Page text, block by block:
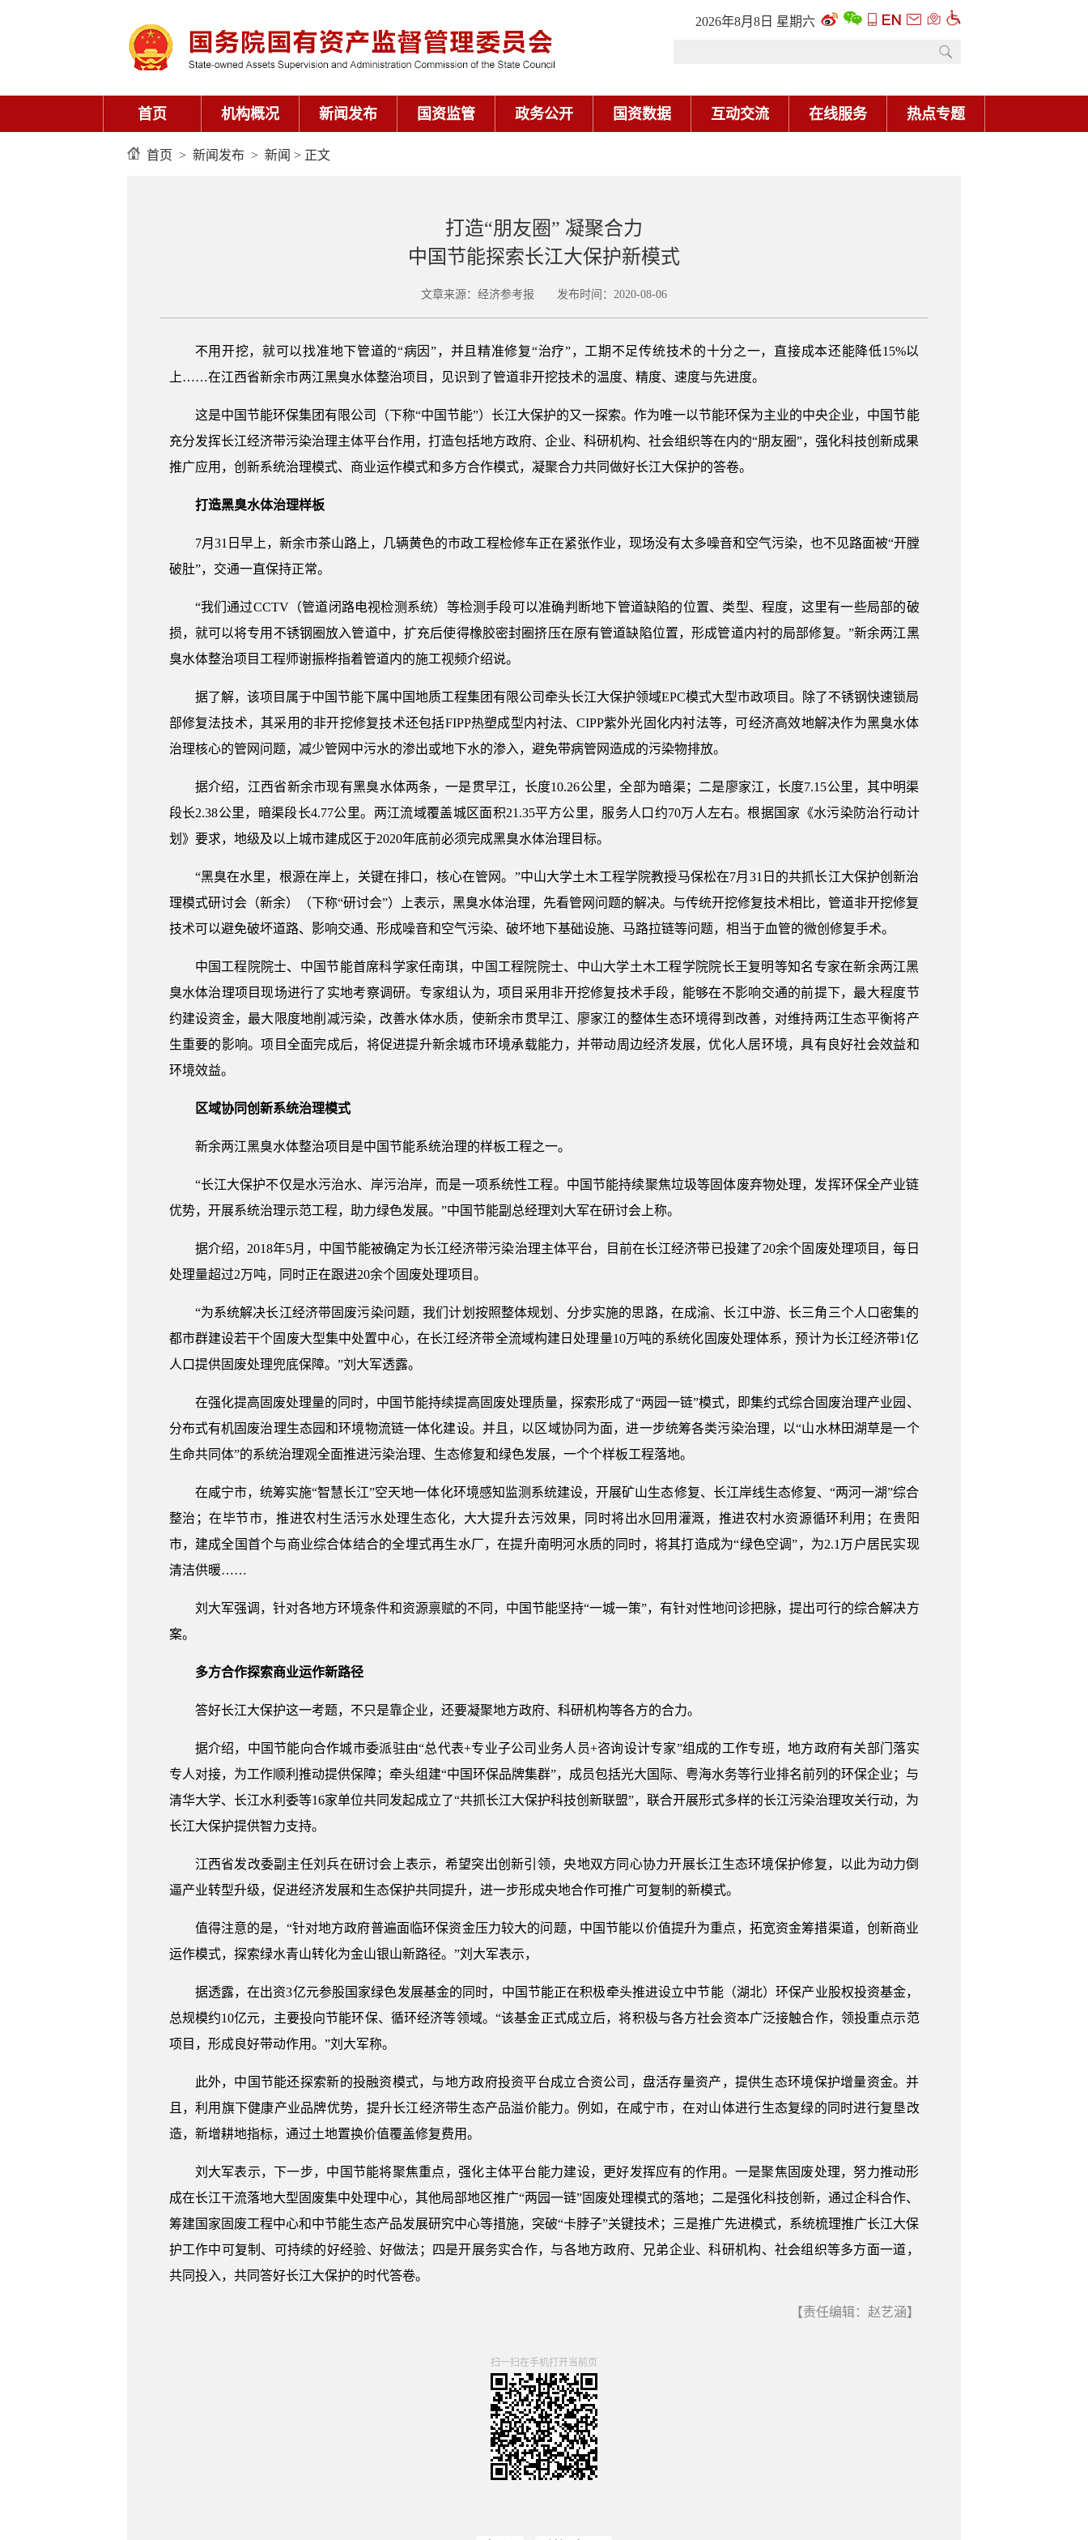
2026年8月8日 星期六
首页 机构概况 新闻发布 国资监管 政务公开 国资数据 互动交流 在线服务 热点专题
首页 > 新闻发布 > 新闻 > 正文
打造“朋友圈” 凝聚合力
中国节能探索长江大保护新模式
文章来源：经济参考报 发布时间：2020-08-06
不用开挖，就可以找准地下管道的“病因”，并且精准修复“治疗”，工期不足传统技术的十分之一，直接成本还能降低15%以
上……在江西省新余市两江黑臭水体整治项目，见识到了管道非开挖技术的温度、精度、速度与先进度。
这是中国节能环保集团有限公司（下称“中国节能”）长江大保护的又一探索。作为唯一以节能环保为主业的中央企业，中国节能
充分发挥长江经济带污染治理主体平台作用，打造包括地方政府、企业、科研机构、社会组织等在内的“朋友圈”，强化科技创新成果
推广应用，创新系统治理模式、商业运作模式和多方合作模式，凝聚合力共同做好长江大保护的答卷。
打造黑臭水体治理样板
7月31日早上，新余市茶山路上，几辆黄色的市政工程检修车正在紧张作业，现场没有太多噪音和空气污染，也不见路面被“开膛
破肚”，交通一直保持正常。
“我们通过CCTV（管道闭路电视检测系统）等检测手段可以准确判断地下管道缺陷的位置、类型、程度，这里有一些局部的破
损，就可以将专用不锈钢圈放入管道中，扩充后使得橡胶密封圈挤压在原有管道缺陷位置，形成管道内衬的局部修复。”新余两江黑
臭水体整治项目工程师谢振桦指着管道内的施工视频介绍说。
据了解，该项目属于中国节能下属中国地质工程集团有限公司牵头长江大保护领域EPC模式大型市政项目。除了不锈钢快速锁局
部修复法技术，其采用的非开挖修复技术还包括FIPP热塑成型内衬法、CIPP紫外光固化内衬法等，可经济高效地解决作为黑臭水体
治理核心的管网问题，减少管网中污水的渗出或地下水的渗入，避免带病管网造成的污染物排放。
据介绍，江西省新余市现有黑臭水体两条，一是贯早江，长度10.26公里，全部为暗渠；二是廖家江，长度7.15公里，其中明渠
段长2.38公里，暗渠段长4.77公里。两江流域覆盖城区面积21.35平方公里，服务人口约70万人左右。根据国家《水污染防治行动计
划》要求，地级及以上城市建成区于2020年底前必须完成黑臭水体治理目标。
“黑臭在水里，根源在岸上，关键在排口，核心在管网。”中山大学土木工程学院教授马保松在7月31日的共抓长江大保护创新治
理模式研讨会（新余）（下称“研讨会”）上表示，黑臭水体治理，先看管网问题的解决。与传统开挖修复技术相比，管道非开挖修复
技术可以避免破坏道路、影响交通、形成噪音和空气污染、破坏地下基础设施、马路拉链等问题，相当于血管的微创修复手术。
中国工程院院士、中国节能首席科学家任南琪，中国工程院院士、中山大学土木工程学院院长王复明等知名专家在新余两江黑
臭水体治理项目现场进行了实地考察调研。专家组认为，项目采用非开挖修复技术手段，能够在不影响交通的前提下，最大程度节
约建设资金，最大限度地削减污染，改善水体水质，使新余市贯早江、廖家江的整体生态环境得到改善，对维持两江生态平衡将产
生重要的影响。项目全面完成后，将促进提升新余城市环境承载能力，并带动周边经济发展，优化人居环境，具有良好社会效益和
环境效益。
区域协同创新系统治理模式
新余两江黑臭水体整治项目是中国节能系统治理的样板工程之一。
“长江大保护不仅是水污治水、岸污治岸，而是一项系统性工程。中国节能持续聚焦垃圾等固体废弃物处理，发挥环保全产业链
优势，开展系统治理示范工程，助力绿色发展。”中国节能副总经理刘大军在研讨会上称。
据介绍，2018年5月，中国节能被确定为长江经济带污染治理主体平台，目前在长江经济带已投建了20余个固废处理项目，每日
处理量超过2万吨，同时正在跟进20余个固废处理项目。
“为系统解决长江经济带固废污染问题，我们计划按照整体规划、分步实施的思路，在成渝、长江中游、长三角三个人口密集的
都市群建设若干个固废大型集中处置中心，在长江经济带全流域构建日处理量10万吨的系统化固废处理体系，预计为长江经济带1亿
人口提供固废处理兜底保障。”刘大军透露。
在强化提高固废处理量的同时，中国节能持续提高固废处理质量，探索形成了“两园一链”模式，即集约式综合固废治理产业园、
分布式有机固废治理生态园和环境物流链一体化建设。并且，以区域协同为面，进一步统筹各类污染治理，以“山水林田湖草是一个
生命共同体”的系统治理观全面推进污染治理、生态修复和绿色发展，一个个样板工程落地。
在咸宁市，统筹实施“智慧长江”空天地一体化环境感知监测系统建设，开展矿山生态修复、长江岸线生态修复、“两河一湖”综合
整治；在毕节市，推进农村生活污水处理生态化，大大提升去污效果，同时将出水回用灌溉，推进农村水资源循环利用；在贵阳
市，建成全国首个与商业综合体结合的全埋式再生水厂，在提升南明河水质的同时，将其打造成为“绿色空调”，为2.1万户居民实现
清洁供暖……
刘大军强调，针对各地方环境条件和资源禀赋的不同，中国节能坚持“一城一策”，有针对性地问诊把脉，提出可行的综合解决方
案。
多方合作探索商业运作新路径
答好长江大保护这一考题，不只是靠企业，还要凝聚地方政府、科研机构等各方的合力。
据介绍，中国节能向合作城市委派驻由“总代表+专业子公司业务人员+咨询设计专家”组成的工作专班，地方政府有关部门落实
专人对接，为工作顺利推动提供保障；牵头组建“中国环保品牌集群”，成员包括光大国际、粤海水务等行业排名前列的环保企业；与
清华大学、长江水利委等16家单位共同发起成立了“共抓长江大保护科技创新联盟”，联合开展形式多样的长江污染治理攻关行动，为
长江大保护提供智力支持。
江西省发改委副主任刘兵在研讨会上表示，希望突出创新引领，央地双方同心协力开展长江生态环境保护修复，以此为动力倒
逼产业转型升级，促进经济发展和生态保护共同提升，进一步形成央地合作可推广可复制的新模式。
值得注意的是，“针对地方政府普遍面临环保资金压力较大的问题，中国节能以价值提升为重点，拓宽资金筹措渠道，创新商业
运作模式，探索绿水青山转化为金山银山新路径。”刘大军表示，
据透露，在出资3亿元参股国家绿色发展基金的同时，中国节能正在积极牵头推进设立中节能（湖北）环保产业股权投资基金，
总规模约10亿元，主要投向节能环保、循环经济等领域。“该基金正式成立后，将积极与各方社会资本广泛接触合作，领投重点示范
项目，形成良好带动作用。”刘大军称。
此外，中国节能还探索新的投融资模式，与地方政府投资平台成立合资公司，盘活存量资产，提供生态环境保护增量资金。并
且，利用旗下健康产业品牌优势，提升长江经济带生态产品溢价能力。例如，在咸宁市，在对山体进行生态复绿的同时进行复垦改
造，新增耕地指标，通过土地置换价值覆盖修复费用。
刘大军表示，下一步，中国节能将聚焦重点，强化主体平台能力建设，更好发挥应有的作用。一是聚焦固废处理，努力推动形
成在长江干流落地大型固废集中处理中心，其他局部地区推广“两园一链”固废处理模式的落地；二是强化科技创新，通过企科合作、
筹建国家固废工程中心和中节能生态产品发展研究中心等措施，突破“卡脖子”关键技术；三是推广先进模式，系统梳理推广长江大保
护工作中可复制、可持续的好经验、好做法；四是开展务实合作，与各地方政府、兄弟企业、科研机构、社会组织等多方面一道，
共同投入，共同答好长江大保护的时代答卷。
【责任编辑：赵艺涵】
扫一扫在手机打开当前页